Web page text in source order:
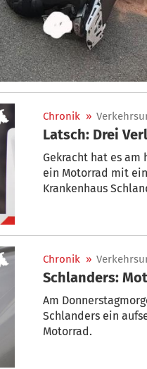
Chronik »
Latsch: Drei
Gekracht hat es am
ein Motorrad mit einem
Krankenhaus
Chronik »
Schlanders:
Am
Schlanders ein
Motorrad.